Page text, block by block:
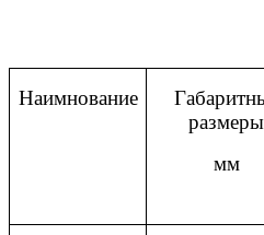
Наимнование
размеры
мм